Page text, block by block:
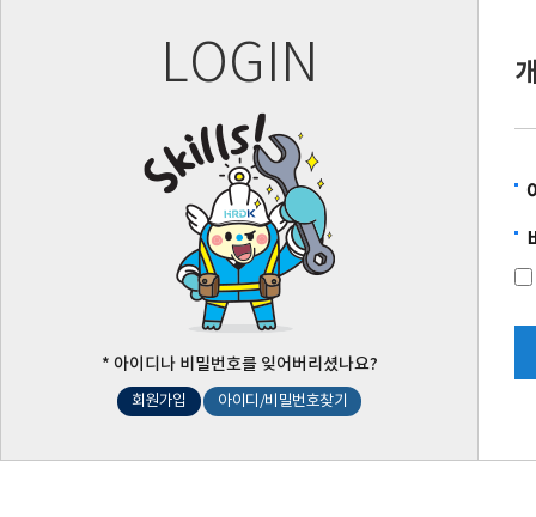
LOGIN
* 아이디나 비밀번호를 잊어버리셨나요?
회원가입 아이디/비밀번호찾기